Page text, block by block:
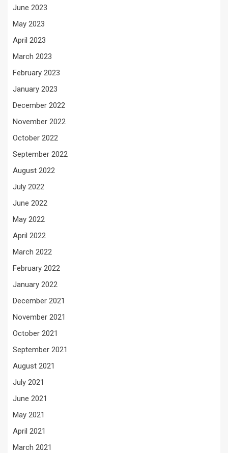
June 2023
May 2023
April 2023
March 2023
February 2023
January 2023
December 2022
November 2022
October 2022
September 2022
August 2022
July 2022
June 2022
May 2022
April 2022
March 2022
February 2022
January 2022
December 2021
November 2021
October 2021
September 2021
August 2021
July 2021
June 2021
May 2021
April 2021
March 2021